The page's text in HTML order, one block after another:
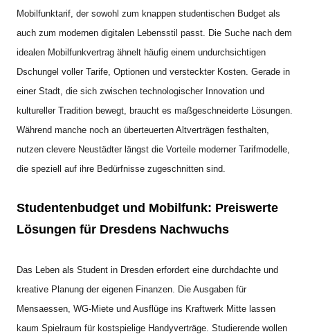
Mobilfunktarif, der sowohl zum knappen studentischen Budget als
auch zum modernen digitalen Lebensstil passt. Die Suche nach dem
idealen Mobilfunkvertrag ähnelt häufig einem undurchsichtigen
Dschungel voller Tarife, Optionen und versteckter Kosten. Gerade in
einer Stadt, die sich zwischen technologischer Innovation und
kultureller Tradition bewegt, braucht es maßgeschneiderte Lösungen.
Während manche noch an überteuerten Altverträgen festhalten,
nutzen clevere Neustädter längst die Vorteile moderner Tarifmodelle,
die speziell auf ihre Bedürfnisse zugeschnitten sind.
Studentenbudget und Mobilfunk: Preiswerte
Lösungen für Dresdens Nachwuchs
Das Leben als Student in Dresden erfordert eine durchdachte und
kreative Planung der eigenen Finanzen. Die Ausgaben für
Mensaessen, WG-Miete und Ausflüge ins Kraftwerk Mitte lassen
kaum Spielraum für kostspielige Handyverträge. Studierende wollen